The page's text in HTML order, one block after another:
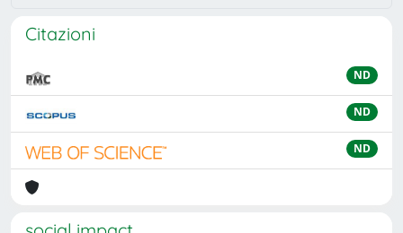
Citazioni
ND
ND
ND